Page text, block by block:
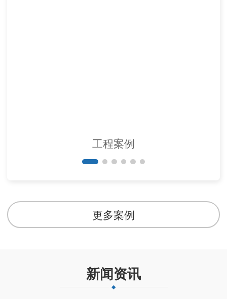
工程案例
更多案例
新闻资讯